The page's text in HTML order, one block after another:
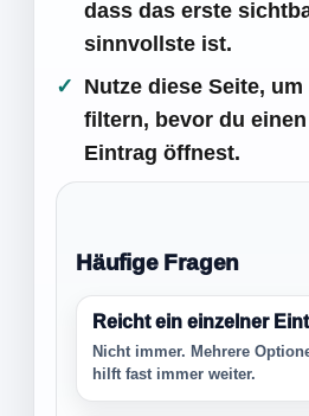
dass das erste
sinnvollste ist.
Nutze diese Seite,
filtern, bevor du
Eintrag öffnest.
Häufige Fragen
Reicht ein einzelner
Nicht immer. Mehrere
hilft fast immer weiter.